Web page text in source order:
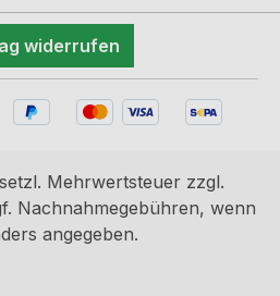
widerrufen
Mehrwertsteuer zzgl.
Nachnahmegebühren, wenn
angegeben.